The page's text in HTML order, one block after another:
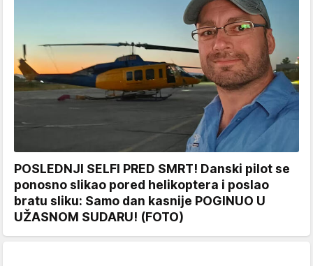
POSLEDNJI SELFI PRED SMRT! Danski pilot se
ponosno slikao pored helikoptera i poslao
bratu sliku: Samo dan kasnije POGINUO U
UŽASNOM SUDARU! (FOTO)